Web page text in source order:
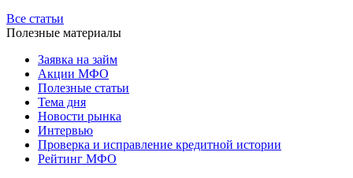
Все статьи
Полезные материалы
Заявка на займ
Акции МФО
Полезные статьи
Тема дня
Новости рынка
Интервью
Проверка и исправление кредитной истории
Рейтинг МФО